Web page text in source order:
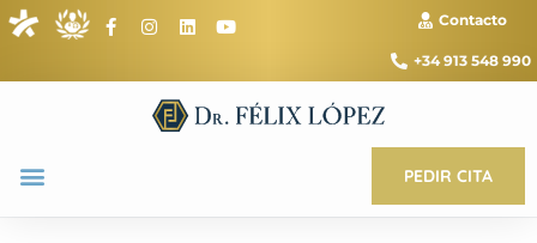
Contacto
+34 913 548 990
PEDIR CITA